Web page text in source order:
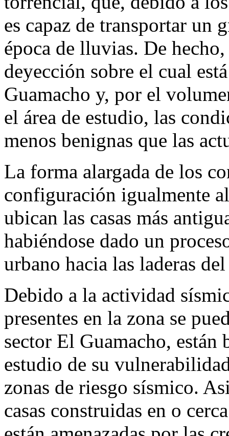
es capaz de transportar un
época de lluvias. De
deyección sobre el cual
Guamacho y, por el
el área de estudio, las
menos benignas que las
La forma alargada de los
configuración igualmente
ubican las casas más
habiéndose dado un
urbano hacia las laderas
Debido a la actividad
presentes en la zona se
sector El Guamacho, están
estudio de su
zonas de riesgo sísmico.
casas construidas en o